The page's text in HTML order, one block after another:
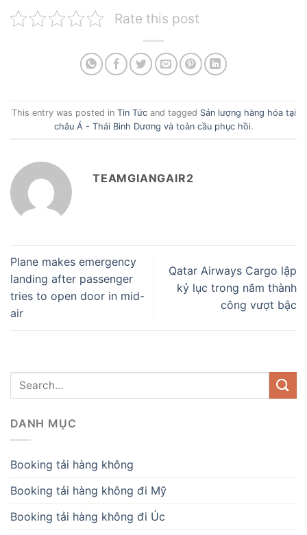
Rate this post
This entry was posted in Tin Tứcand tagged Sản lượng hàng hóa tại
châu Á - Thái Bình Dương và toàn cầu phục hồi.
TEAMGIANGAIR2
Plane makes emergency
landing after passenger
tries to open door in mid-
air
Qatar Airways Cargo lập
kỷ lục trong năm thành
công vượt bậc
DANH MỤC
Booking tải hàng không
Booking tải hàng không đi Mỹ
Booking tải hàng không đi Úc